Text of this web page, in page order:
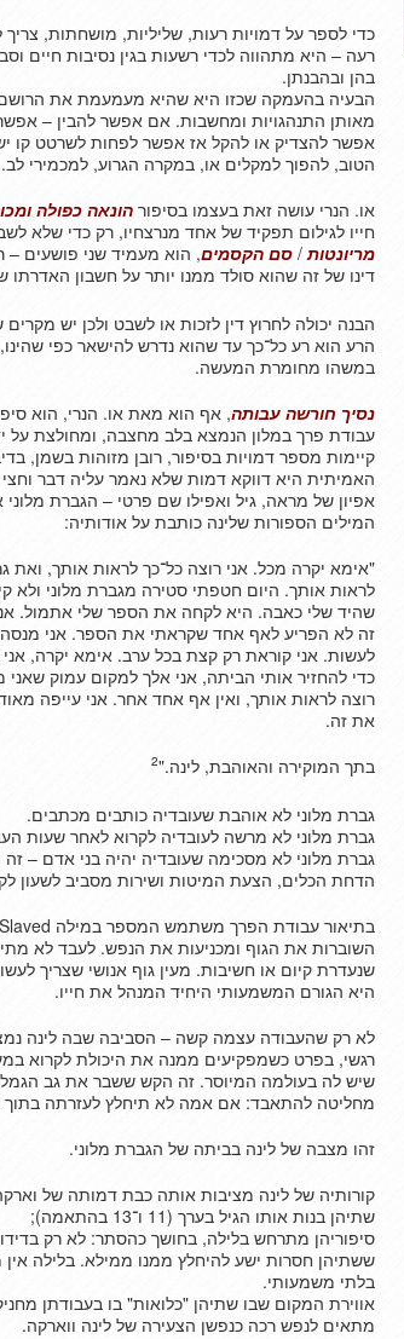
כדי לספר על דמויות רעות, שליליות, מושחתות,
רעה – היא מתהווה לכדי רשעות בגין נסיבות חיים
בהן ובהבנתן.
הבעיה בהעמקה שכזו היא שהיא מעמעמת את
מאותן התנהגויות ומחשבות. אם אפשר להבין –
אפשר להצדיק או להקל אז אפשר לפחות לשרטט קו
הטוב, להפוך למקלים או, במקרה הגרוע, למכמירי לב.
או. הנרי עושה זאת בעצמו בסיפורהונאה כפולה
חייו לגילום תפקיד של אחד מנרצחיו, רק כדי שלא
מריונטות/ סם הקסמים, הוא מעמיד שני פושעים
דינו של זה שהוא סולד ממנו יותר על חשבון האדרתו
הבנה יכולה לחרוץ דין לזכות או לשבט ולכן יש
הרע הוא רע כל־כך עד שהוא נדרש להישאר כפי
במשהו מחומרת המעשה.
נסיך חורשה עבותה, אף הוא מאת או. הנרי, הוא
עבודת פרך במלון הנמצא בלב מחצבה, ומחולצת על
קיימות מספר דמויות בסיפור, רובן מזוהות בשמן,
האמיתית היא דווקא דמות שלא נאמר עליה דבר
אפיון של מראה, גיל ואפילו שם פרטי – הגברת
המילים הספורות שלינה כותבת על אודותיה:
"אימא יקרה מכל. אני רוצה כל־כך לראות אותך, ואת
לראות אותך. היום חטפתי סטירה מגברת מלוני ולא
שהיד שלי כאבה. היא לקחה את הספר שלי אתמול.
זה לא הפריע לאף אחד שקראתי את הספר. אני מנסה
לעשות. אני קוראת רק קצת בכל ערב. אימא יקרה,
כדי להחזיר אותי הביתה, אני אלך למקום עמוק
רוצה לראות אותך, ואין אף אחד אחר. אני עייפה
את זה.
בתך המוקירה והאוהבת, לינה."2
גברת מלוני לא אוהבת שעובדיה כותבים מכתבים.
גברת מלוני לא מרשה לעובדיה לקרוא לאחר שעות
גברת מלוני לא מסכימה שעובדיה יהיה בני אדם –
הדחת הכלים, הצעת המיטות ושירות מסביב לשעון
השוברות את הגוף ומכניעות את הנפש. לעבד לא
שנעדרת קיום או חשיבות. מעין גוף אנושי שצריך
היא הגורם המשמעותי היחיד המנהל את חייו.
לא רק שהעבודה עצמה קשה – הסביבה שבה לינה
רגשי, בפרט כשמפקיעים ממנה את היכולת לקרוא
שיש לה בעולמה המיוסר. זה הקש ששבר את גב
מחליטה להתאבד: אם אמה לא תיחלץ לעזרתה
זהו מצבה של לינה בביתה של הגברת מלוני.
קורותיה של לינה מציבות אותה כבת דמותה של
שתיהן בנות אותו הגיל בערך (11 ו־13 בהתאמה);
סיפוריהן מתרחש בלילה, בחושך כהסתר: לא רק
ששתיהן חסרות ישע להיחלץ ממנו ממילא. בלילה
בלתי משמעותי.
אווירת המקום שבו שתיהן "כלואות" בו בעבודתן
מתאים לנפש רכה כנפשן הצעירה של לינה ווארקה.